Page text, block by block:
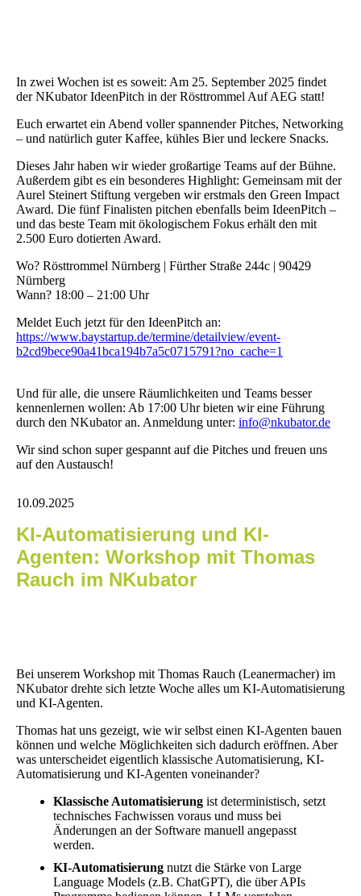
In zwei Wochen ist es soweit: Am 25. September 2025 findet
der NKubator IdeenPitch in der Rösttrommel Auf AEG statt!
Euch erwartet ein Abend voller spannender Pitches, Networking
– und natürlich guter Kaffee, kühles Bier und leckere Snacks.
Dieses Jahr haben wir wieder großartige Teams auf der Bühne.
Außerdem gibt es ein besonderes Highlight: Gemeinsam mit der
Aurel Steinert Stiftung vergeben wir erstmals den Green Impact
Award. Die fünf Finalisten pitchen ebenfalls beim IdeenPitch –
und das beste Team mit ökologischem Fokus erhält den mit
2.500 Euro dotierten Award.
Wo? Rösttrommel Nürnberg | Fürther Straße 244c | 90429
Nürnberg
Wann? 18:00 – 21:00 Uhr
Meldet Euch jetzt für den IdeenPitch an:
https://www.baystartup.de/termine/detailview/event-
b2cd9bece90a41bca194b7a5c0715791?no_cache=1
Und für alle, die unsere Räumlichkeiten und Teams besser
kennenlernen wollen: Ab 17:00 Uhr bieten wir eine Führung
durch den NKubator an. Anmeldung unter: info@nkubator.de
Wir sind schon super gespannt auf die Pitches und freuen uns
auf den Austausch!
10.09.2025
KI-Automatisierung und KI-
Agenten: Workshop mit Thomas
Rauch im NKubator
Bei unserem Workshop mit Thomas Rauch (Leanermacher) im
NKubator drehte sich letzte Woche alles um KI-Automatisierung
und KI-Agenten.
Thomas hat uns gezeigt, wie wir selbst einen KI-Agenten bauen
können und welche Möglichkeiten sich dadurch eröffnen. Aber
was unterscheidet eigentlich klassische Automatisierung, KI-
Automatisierung und KI-Agenten voneinander?
Klassische Automatisierung ist deterministisch, setzt
technisches Fachwissen voraus und muss bei
Änderungen an der Software manuell angepasst
werden.
KI-Automatisierung nutzt die Stärke von Large
Language Models (z.B. ChatGPT), die über APIs